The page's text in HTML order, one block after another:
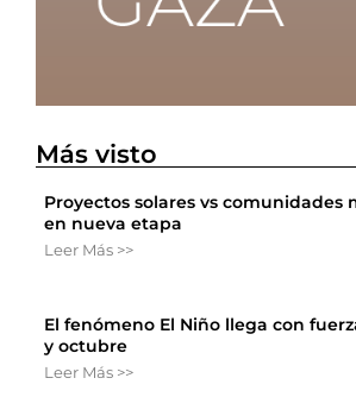
Más visto
Proyectos solares vs comunidades
en nueva etapa
Leer Más >>
El fenómeno El Niño llega con
y octubre
Leer Más >>